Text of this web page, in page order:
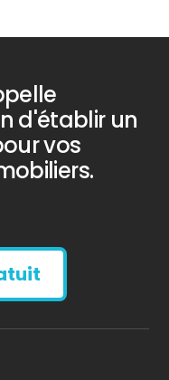
d'établir un
vos